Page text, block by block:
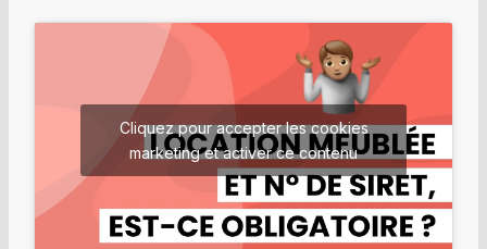
Cliquez pour accepter les cookies
marketing et activer ce contenu